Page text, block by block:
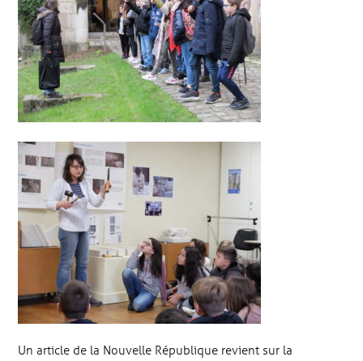
Un article de la Nouvelle République revient sur la